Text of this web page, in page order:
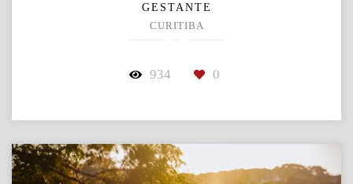
GESTANTE
CURITIBA
934 0